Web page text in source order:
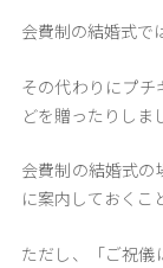
会費制の結婚式で
その代わりにプチ
どを贈ったりしま
会費制の結婚式の
に案内しておくこ
ただし、「ご祝儀